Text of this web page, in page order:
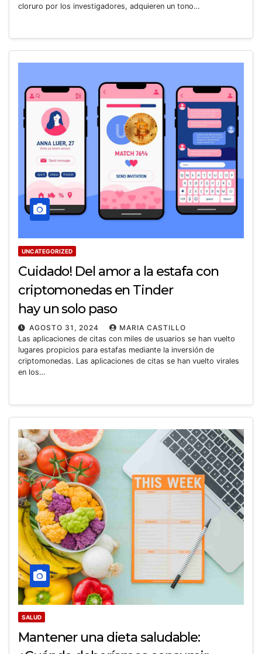
cloruro por los investigadores, adquieren un tono…
UNCATEGORIZED
Cuidado! Del amor a la estafa con
criptomonedas en Tinder
hay un solo paso
AGOSTO 31, 2024
MARIA CASTILLO
Las aplicaciones de citas con miles de usuarios se han vuelto
lugares propicios para estafas mediante la inversión de
criptomonedas. Las aplicaciones de citas se han vuelto virales
en los…
SALUD
Mantener una dieta saludable: